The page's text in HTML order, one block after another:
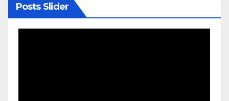
Posts Slider